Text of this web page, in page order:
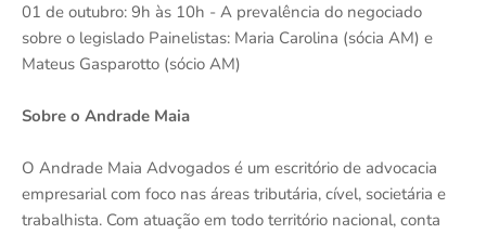
01 de outubro: 9h às 10h - A prevalência do negociado
sobre o legislado Painelistas: Maria Carolina (sócia AM) e
Mateus Gasparotto (sócio AM)
Sobre o Andrade Maia
O Andrade Maia Advogados é um escritório de advocacia
empresarial com foco nas áreas tributária, cível, societária e
trabalhista. Com atuação em todo território nacional, conta